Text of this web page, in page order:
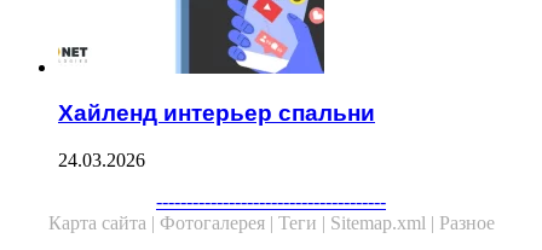
Хайленд интерьер спальни
24.03.2026
--------------------------------------
Карта сайта | Фотогалерея | Теги | Sitemap.xml | Разное